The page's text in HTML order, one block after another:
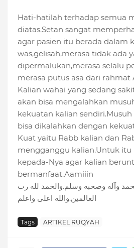
Hati-hatilah terhadap semua
diatas.Setan sangat
agar pasien itu berada dalam
was,gelisah,merasa tidak ada
dipermalukan,merasa selalu
merasa putus asa dari rahmat
Kalian wahai yang sedang
akan bisa mengalahkan
kekuatan kalian
bisa dikalahkan dengan
Kuat yaitu Rabb kalian dan
mengganggu kalian.Untuk itu
kepada-Nya agar kalian
bermanfaat.Aamiiin
وآله وصحبه وسلم.والخمد لله رب
العالمين.والله اعلى واعلم
Tags ARTIKEL RUQYAH